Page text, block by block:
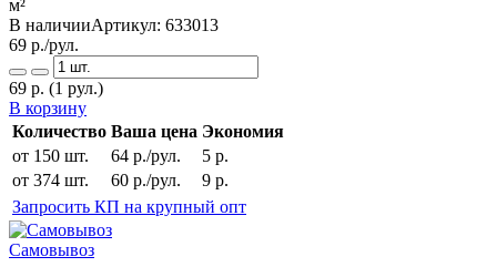
В наличииАртикул: 633013
69 р./рул.
69 р. (1 рул.)
В корзину
Количество Ваша цена Экономия
от 150 шт.
64 р./рул.
5 р.
от 374 шт.
60 р./рул.
9 р.
Запросить КП на крупный опт
Самовывоз